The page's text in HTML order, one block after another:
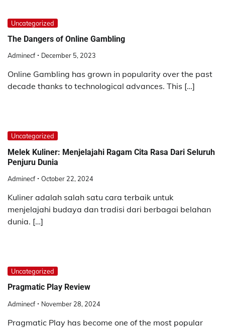
Uncategorized
The Dangers of Online Gambling
Adminecf December 5, 2023
Online Gambling has grown in popularity over the past
decade thanks to technological advances. This […]
Uncategorized
Melek Kuliner: Menjelajahi Ragam Cita Rasa Dari Seluruh
Penjuru Dunia
Adminecf October 22, 2024
Kuliner adalah salah satu cara terbaik untuk
menjelajahi budaya dan tradisi dari berbagai belahan
dunia. […]
Uncategorized
Pragmatic Play Review
Adminecf November 28, 2024
Pragmatic Play has become one of the most popular